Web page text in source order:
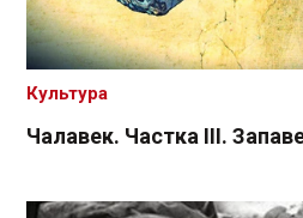
Чалавек. Частка ІІІ.
Культура